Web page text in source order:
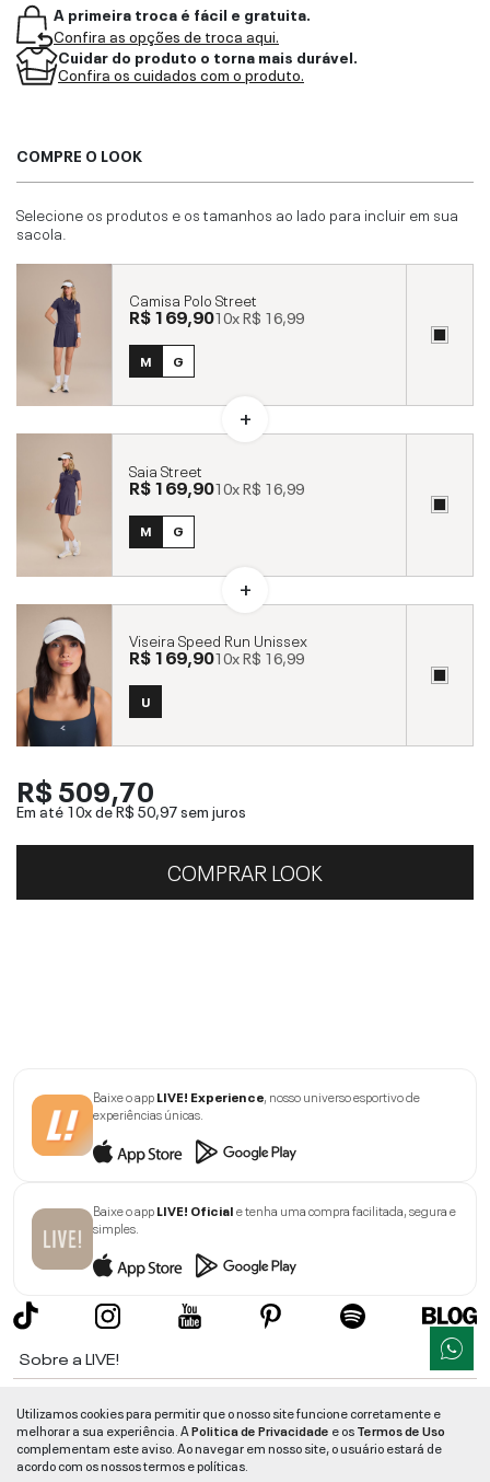
A primeira troca é fácil e gratuita.
Confira as opções de troca aqui.
Cuidar do produto o torna mais durável.
Confira os cuidados com o produto.
COMPRE O LOOK
Selecione os produtos e os tamanhos ao lado para incluir em sua
sacola.
Camisa Polo Street
R$ 169,9010xR$ 16,99
M G
Saia Street
R$ 169,9010xR$ 16,99
M G
Viseira Speed Run Unissex
R$ 169,9010xR$ 16,99
U
R$ 509,70
Em até 10x deR$ 50,97sem juros
COMPRAR LOOK
Baixe o appLIVE! Experience, nosso universo esportivo de
experiências únicas.
Baixe o appLIVE! Oficiale tenha uma compra facilitada, segura e
simples.
Sobre a LIVE!
Informações
Utilizamos cookies para permitir que o nosso site funcione corretamente e
melhorar a sua experiência. APolitica de Privacidade e osTermos de Uso
complementam este aviso. Ao navegar em nosso site, o usuário estará de
acordo com os nossos termos e políticas.